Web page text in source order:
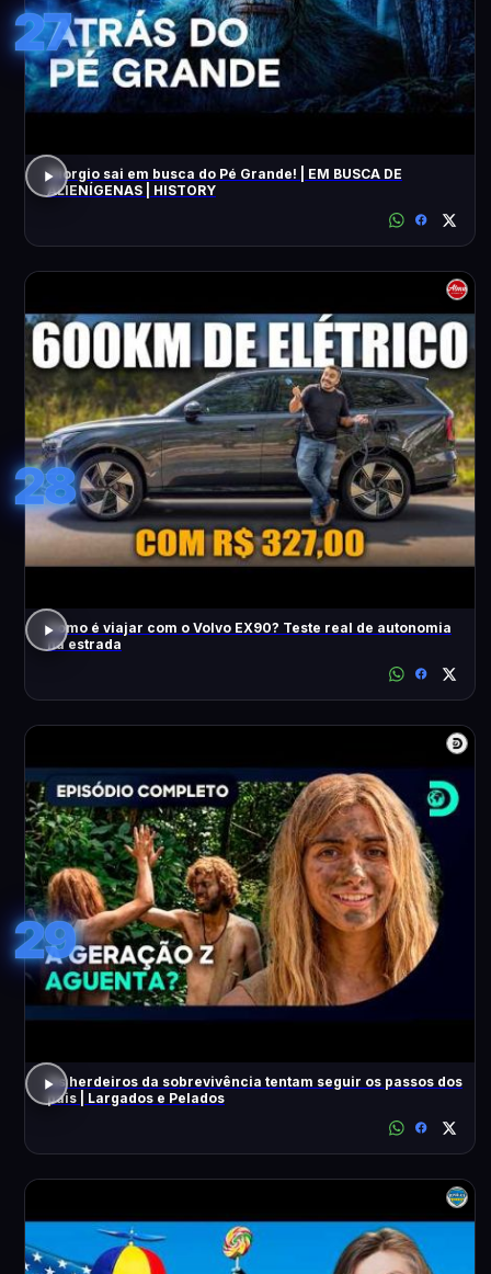
27
Giorgio sai em busca do Pé Grande! | EM BUSCA DE
ALIENÍGENAS | HISTORY
28
Como é viajar com o Volvo EX90? Teste real de autonomia
na estrada
29
Os herdeiros da sobrevivência tentam seguir os passos dos
pais | Largados e Pelados